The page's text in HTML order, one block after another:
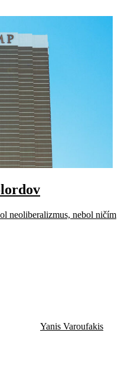
neoliberalizmus, nebol ničím
Yanis Varoufakis